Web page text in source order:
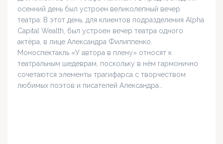
осенний день был устроен великолепный вечер
театра. В этот день, для клиентов подразделения Alpha
Capital Wealth, был устроен вечер театра одного
актёра, в лице Александра Филиппенко.
Моноспектакль «У автора в плену» относят к
театральным шедеврам, поскольку в нём гармонично
сочетаются элементы трагифарса с творчеством
любимых поэтов и писателей Александра…